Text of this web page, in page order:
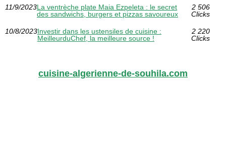
11/9/2023La ventrèche plate Maia Ezpeleta : le secret
des sandwichs, burgers et pizzas savoureux
2 506
Clicks
10/8/2023Investir dans les ustensiles de cuisine :
MeilleurduChef, la meilleure source !
2 220
Clicks
cuisine-algerienne-de-souhila.com